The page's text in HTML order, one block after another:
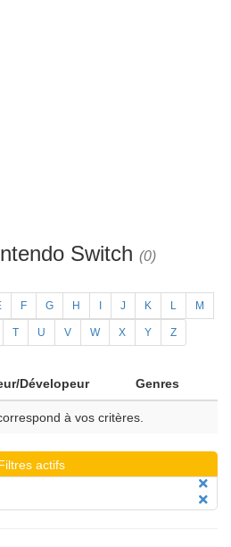
Switch (0)
F G H J K L M
T U V W X Y Z
Dévelopeur Genres
à vos critères.
actifs